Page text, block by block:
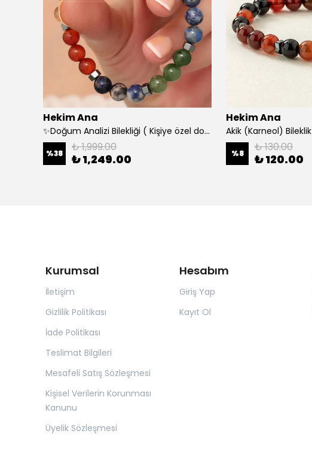
Hekim Ana
✨Doğum Analizi Bilekliği ( Kişiye özel doğum analizi yapılarak şifalı gelecek doğal taşlarla hazırlanır)
%38 ₺ 1,999.00
₺ 1,249.00
Hekim Ana
Akik (Karneol) Bileklik
%8 ₺ 130.00
₺ 120.00
Kurumsal
İletişim
Gizlilik Politikası
İade Politikası
Teslimat Bilgileri
Mesafeli Satış Sözleşmesi
Kişisel Verilerin Korunması
Kanunu
Üyelik Sözleşmesi
Hesabım
Giriş Yap
Kayıt Ol